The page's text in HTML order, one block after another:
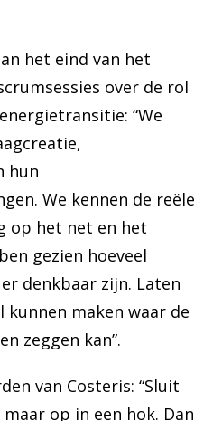
het eind van het
over de rol
“We
hun
We kennen de reële
op het net en het
gezien hoeveel
denkbaar zijn. Laten
kunnen maken waar de
zeggen kan”.
van Costeris: “Sluit
op in een hok. Dan